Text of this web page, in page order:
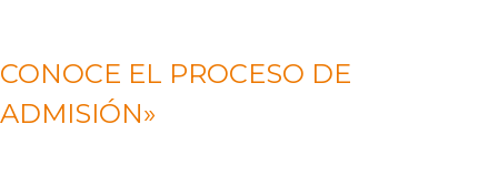
CONOCE EL PROCESO DE
ADMISIÓN»